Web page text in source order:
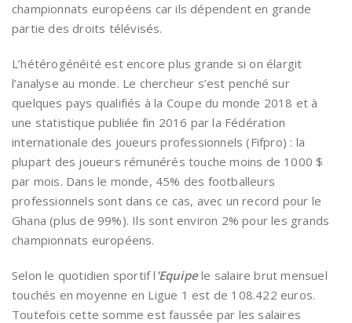
championnats européens car ils dépendent en grande
partie des droits télévisés.
L’hétérogénéité est encore plus grande si on élargit
l’analyse au monde. Le chercheur s’est penché sur
quelques pays qualifiés à la Coupe du monde 2018 et à
une statistique publiée fin 2016 par la Fédération
internationale des joueurs professionnels (Fifpro) : la
plupart des joueurs rémunérés touche moins de 1000 $
par mois. Dans le monde, 45% des footballeurs
professionnels sont dans ce cas, avec un record pour le
Ghana (plus de 99%). Ils sont environ 2% pour les grands
championnats européens.
Selon le quotidien sportif l ’Equipele salaire brut mensuel
touchés en moyenne en Ligue 1 est de 108.422 euros.
Toutefois cette somme est faussée par les salaires